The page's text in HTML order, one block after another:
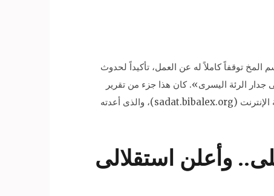
أى نشاط للقلب. وأظهر رسم المخ توقفاً كاملاً له عن العمل، تأكيداً لحدوث
جدار الرئة اليسرى». كان هذا جزء من تقرير
مستشفى القوات المسلحة بالمعادى، عن اغتيال الرئيس الراحل أنور السادات، والمتوفر على موقع الرئيس الراحل على شبكة الإنترنت (sadat.bibalex.org)، والذى أعدته
وأعلن استقلالى